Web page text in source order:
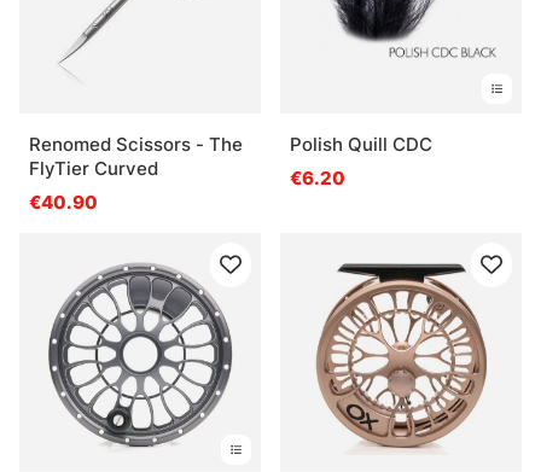
Renomed Scissors - The
FlyTier Curved
€40.90
Polish Quill CDC
€6.20